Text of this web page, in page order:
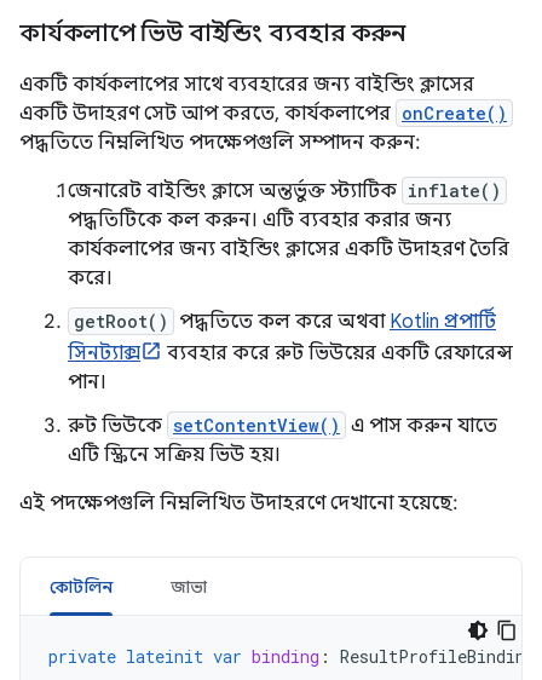
কার্যকলাপে ভিউ বাইন্ডিং ব্যবহার করুন
একটি কার্যকলাপের সাথে ব্যবহারের জন্য বাইন্ডিং ক্লাসের
একটি উদাহরণ সেট আপ করতে, কার্যকলাপের onCreate()
পদ্ধতিতে নিম্নলিখিত পদক্ষেপগুলি সম্পাদন করুন:
জেনারেট বাইন্ডিং ক্লাসে অন্তর্ভুক্ত স্ট্যাটিক inflate()
পদ্ধতিটিকে কল করুন। এটি ব্যবহার করার জন্য
কার্যকলাপের জন্য বাইন্ডিং ক্লাসের একটি উদাহরণ তৈরি
করে।
getRoot() পদ্ধতিতে কল করে অথবা Kotlin প্রপার্টি
সিনট্যাক্স
ব্যবহার করে রুট ভিউয়ের একটি রেফারেন্স
পান।
রুট ভিউকে setContentView() এ পাস করুন যাতে
এটি স্ক্রিনে সক্রিয় ভিউ হয়।
এই পদক্ষেপগুলি নিম্নলিখিত উদাহরণে দেখানো হয়েছে:
কোটলিন জাভা
private lateinit var binding : ResultProfileBinding